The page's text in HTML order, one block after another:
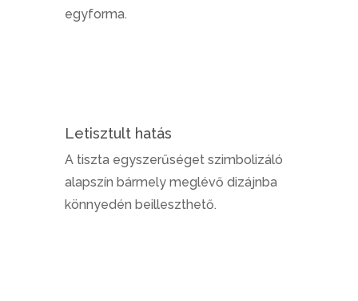
egyforma.
Letisztult hatás
A tiszta egyszerűséget szimbolizáló
alapszín bármely meglévő dizájnba
könnyedén beilleszthető.